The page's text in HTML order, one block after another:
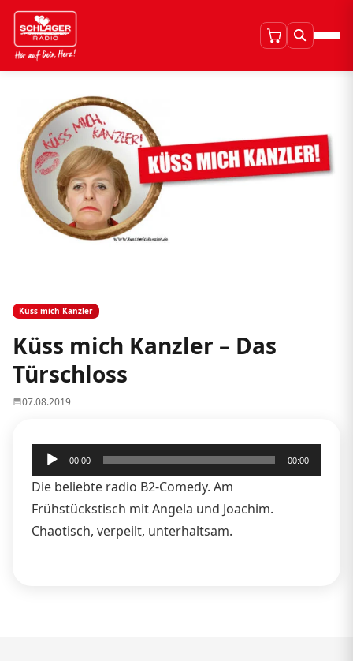
Küss mich Kanzler
Küss mich Kanzler – Das
Türschloss
07.08.2019
Audio-
Player
00:00 00:00
Die beliebte radio B2-Comedy. Am
Frühstückstisch mit Angela und Joachim.
Chaotisch, verpeilt, unterhaltsam.